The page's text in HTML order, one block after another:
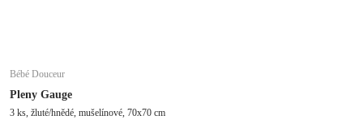
Bébé Douceur
Pleny Gauge
3 ks, žluté/hnědé, mušelínové, 70x70 cm